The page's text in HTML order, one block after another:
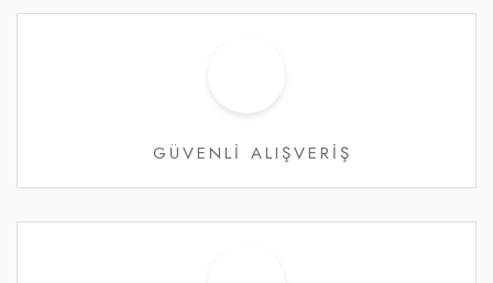
GÜVENLİ ALIŞVERİŞ